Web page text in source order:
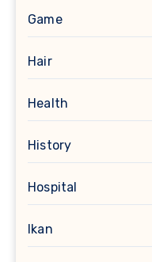
Game
Hair
Health
History
Hospital
Ikan